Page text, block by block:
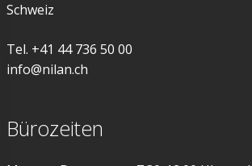
Schweiz
Tel. +41 44 736 50 00
info@nilan.ch
Bürozeiten